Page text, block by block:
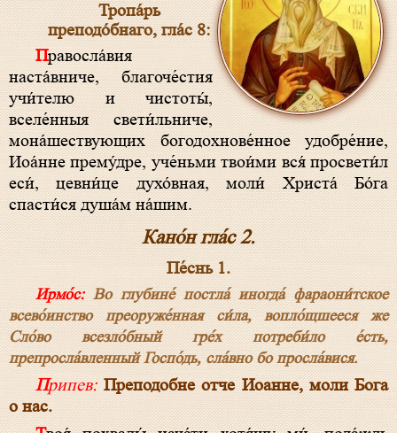
Тропа́рь
преподо́бнаго, гла́с 8:
Правосла́вия
наста́вниче, благоче́стия
учи́телю и чистоты́,
вселе́нныя свети́льниче,
мона́шествующих богодохнове́нное удобре́ние,
Иоа́нне прему́дре, уче́ньми твои́ми вся́ просвети́л
еси́, цевни́це духо́вная, моли́ Христа́ Бо́га
спасти́ся душа́м на́шим.
Кано́н гла́с 2.
Пе́снь 1.
Ирмо́с:Во глубине́ постла́ иногда́ фараони́тское
всево́инство преоруже́нная си́ла, вопло́щшееся же
Сло́во всезло́бный гре́х потреби́ло е́сть,
препросла́вленный Госпо́дь, сла́вно бо просла́вися.
Припев: Преподобне отче Иоанне, моли Бога
о нас.